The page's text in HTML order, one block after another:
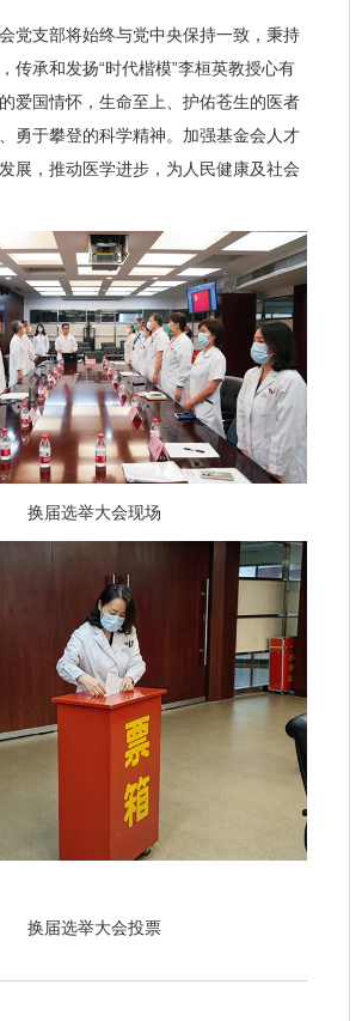
支部将始终与党中央保持一致，秉持
传承和发扬“时代楷模”李桓英教授心有
爱国情怀，生命至上、护佑苍生的医者
勇于攀登的科学精神。加强基金会人才
展，推动医学进步，为人民健康及社会
换届选举大会现场
换届选举大会投票